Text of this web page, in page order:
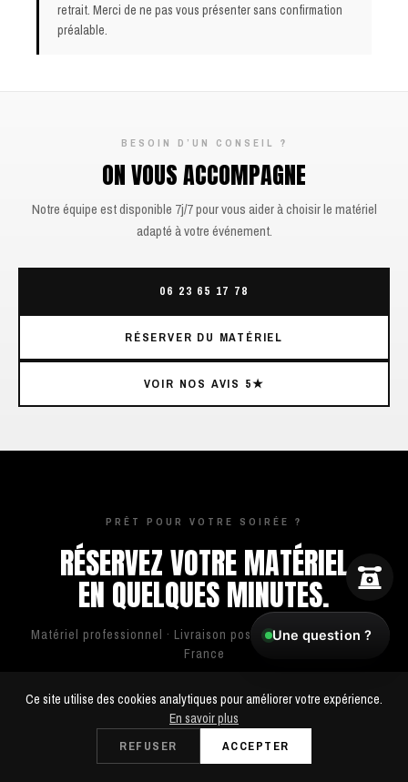
retrait. Merci de ne pas vous présenter sans confirmation
préalable.
BESOIN D’UN CONSEIL ?
ON VOUS ACCOMPAGNE
Notre équipe est disponible 7j/7 pour vous aider à choisir le matériel
adapté à votre événement.
06 23 65 17 78
RÉSERVER DU MATÉRIEL
VOIR NOS AVIS 5★
PRÊT POUR VOTRE SOIRÉE ?
RÉSERVEZ VOTRE MATÉRIEL
EN QUELQUES MINUTES.
Matériel professionnel · Livraison possible · Paris & Île-de-
France
FAIRE UNE DEMANDE 06 23 65 17 78
Ce site utilise des cookies analytiques pour améliorer votre expérience.
En savoir plus
REFUSER ACCEPTER
Une question ?